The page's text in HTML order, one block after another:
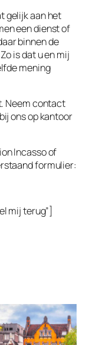
gelijk aan het
een dienst of
binnen de
is dat u en mij
mening
Neem contact
ons op kantoor
Incasso of
formulier:
mij terug”]